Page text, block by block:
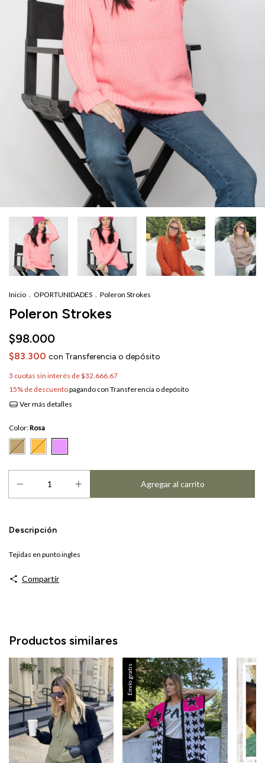
Inicio . OPORTUNIDADES . Poleron Strokes
Poleron Strokes
$98.000
$83.300 con Transferencia o depósito
3 cuotas sin interés de$32.666,67
15% de descuentopagando con Transferencia o depósito
Ver más detalles
Color:Rosa
Descripción
Tejidas en punto ingles
Compartir
Productos similares
Envío gratis